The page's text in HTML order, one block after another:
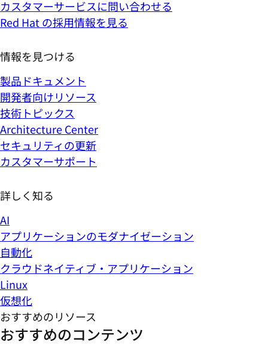
カスタマーサービスに問い合わせる
Red Hat の採用情報を見る
情報を見つける
製品ドキュメント
開発者向けリソース
技術トピックス
Architecture Center
セキュリティの更新
カスタマーサポート
詳しく知る
AI
アプリケーションのモダナイゼーション
自動化
クラウドネイティブ・アプリケーション
Linux
仮想化
おすすめのリソース
おすすめのコンテンツ